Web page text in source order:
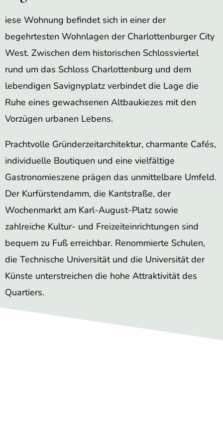
iese Wohnung befindet sich in einer der
begehrtesten Wohnlagen der Charlottenburger City
West. Zwischen dem historischen Schlossviertel
rund um das Schloss Charlottenburg und dem
lebendigen Savignyplatz verbindet die Lage die
Ruhe eines gewachsenen Altbaukiezes mit den
Vorzügen urbanen Lebens.
Prachtvolle Gründerzeitarchitektur, charmante Cafés,
individuelle Boutiquen und eine vielfältige
Gastronomieszene prägen das unmittelbare Umfeld.
Der Kurfürstendamm, die Kantstraße, der
Wochenmarkt am Karl-August-Platz sowie
zahlreiche Kultur- und Freizeiteinrichtungen sind
bequem zu Fuß erreichbar. Renommierte Schulen,
die Technische Universität und die Universität der
Künste unterstreichen die hohe Attraktivität des
Quartiers.